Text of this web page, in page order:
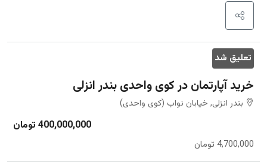
تعلیق شد
خرید آپارتمان در کوی واحدی بندر انزلی
بندر انزلی, خیابان نواب (کوی واحدی)
400,000,000 تومان
4,700,000 تومان